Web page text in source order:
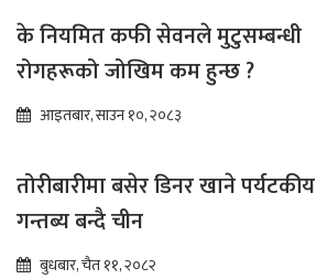
के नियमित कफी सेवनले मुटुसम्बन्धी
रोगहरूको जोखिम कम हुन्छ ?
आइतबार, साउन १०, २०८३
तोरीबारीमा बसेर डिनर खाने पर्यटकीय
गन्तब्य बन्दै चीन
बुधबार, चैत ११, २०८२